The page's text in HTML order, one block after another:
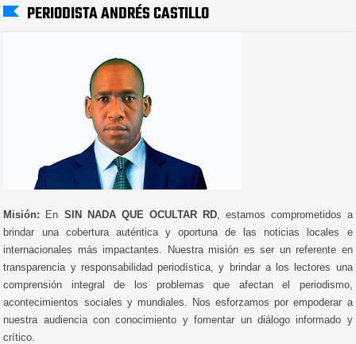
PERIODISTA ANDRÉS CASTILLO
Misión: En SIN NADA QUE OCULTAR RD, estamos comprometidos a
brindar una cobertura auténtica y oportuna de las noticias locales e
internacionales más impactantes. Nuestra misión es ser un referente en
transparencia y responsabilidad periodística, y brindar a los lectores una
comprensión integral de los problemas que afectan el periodismo,
acontecimientos sociales y mundiales. Nos esforzamos por empoderar a
nuestra audiencia con conocimiento y fomentar un diálogo informado y
crítico.